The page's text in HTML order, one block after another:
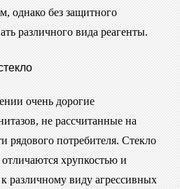
однако без защитного
различного вида реагенты.
очень дорогие
не рассчитанные на
рядового потребителя. Стекло
хрупкостью и
различному виду агрессивных